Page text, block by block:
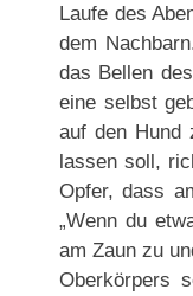
Laufe des
dem
das Bellen
eine selbst
auf den Hund
lassen soll,
Opfer, dass
„Wenn du
am Zaun zu
Oberkörpers